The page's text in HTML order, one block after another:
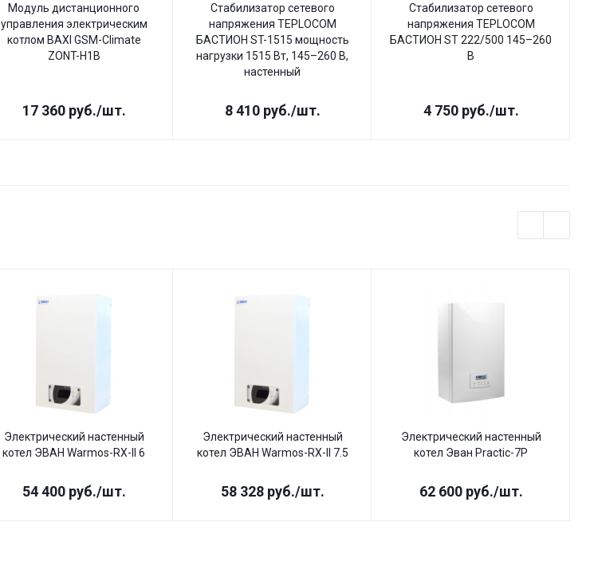
Модуль дистанционного
управления электрическим
котлом BAXI GSM-Climate
ZONT-H1B
17 360руб./шт.
Стабилизатор сетевого
напряжения TEPLOCOM
БАСТИОН ST-1515 мощность
нагрузки 1515 Вт, 145–260 В,
настенный
8 410руб./шт.
Стабилизатор сетевого
напряжения TEPLOCOM
БАСТИОН ST 222/500 145–260
В
4 750руб./шт.
Электрический настенный
котел ЭВАН Warmos-RX-II 6
54 400руб./шт.
Электрический настенный
котел ЭВАН Warmos-RX-II 7.5
58 328руб./шт.
Электрический настенный
котел Эван Practic-7P
62 600руб./шт.